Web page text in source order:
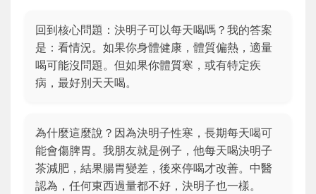
回到核心問題：決明子可以每天喝嗎？我的答案
是：看情況。如果你身體健康，體質偏熱，適量
喝可能沒問題。但如果你體質寒，或有特定疾
病，最好別天天喝。
為什麼這麼說？因為決明子性寒，長期每天喝可
能會傷脾胃。我朋友就是例子，他每天喝決明子
茶減肥，結果腸胃變差，後來停喝才改善。中醫
認為，任何東西過量都不好，決明子也一樣。